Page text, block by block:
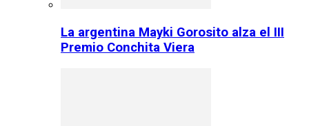
La argentina Mayki Gorosito alza el III
Premio Conchita Viera